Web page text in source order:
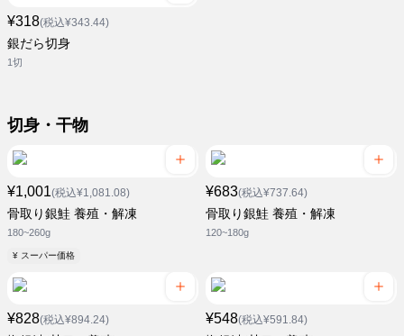
¥318(税込¥343.44)
銀だら切身
1切
切身・干物
¥1,001(税込¥1,081.08)
骨取り銀鮭 養殖・解凍
180~260g
¥ スーパー価格
¥683(税込¥737.64)
骨取り銀鮭 養殖・解凍
120~180g
¥828(税込¥894.24) ¥548(税込¥591.84)